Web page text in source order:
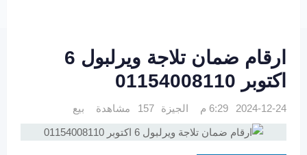
ارقام ضمان تلاجة ويرلبول 6
اكتوبر 01154008110
2024-12-24 6:29 م الجيزة 157 مشاهدة بيع